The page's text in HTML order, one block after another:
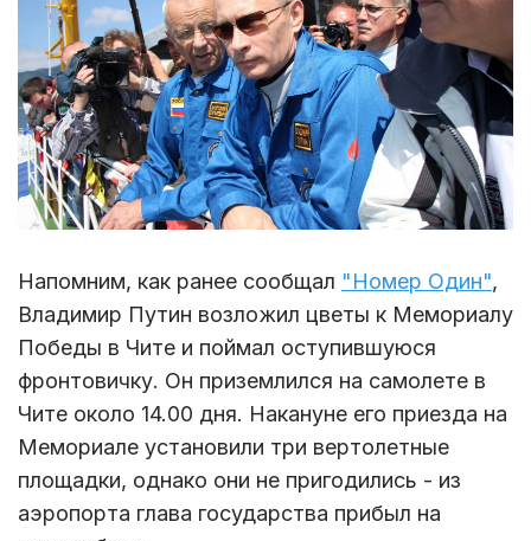
Напомним, как ранее сообщал "Номер Один",
Владимир Путин возложил цветы к Мемориалу
Победы в Чите и поймал оступившуюся
фронтовичку. Он приземлился на самолете в
Чите около 14.00 дня. Накануне его приезда на
Мемориале установили три вертолетные
площадки, однако они не пригодились - из
аэропорта глава государства прибыл на